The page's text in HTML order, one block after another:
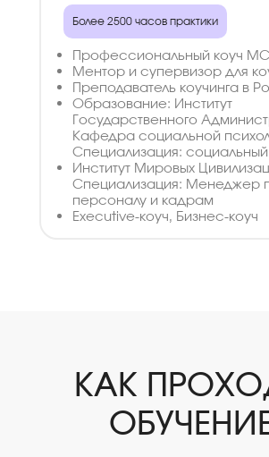
Более 2500 часов практики
Профессиональный коуч
Ментор и супервизор для
Преподаватель коучинга в
Образование: Институт
Государственного
Кафедра социальной
Специализация: социальный
Институт Мировых
Специализация: Менеджер
персоналу и кадрам
Executive-коуч, Бизнес-коуч
КАК